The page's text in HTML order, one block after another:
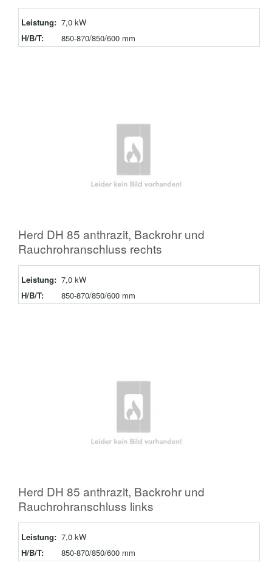
Leistung: 7,0 kW
H/B/T:
850-870/850/600 mm
Herd DH 85 anthrazit, Backrohr und
Rauchrohranschluss rechts
Leistung: 7,0 kW
H/B/T:
850-870/850/600 mm
Herd DH 85 anthrazit, Backrohr und
Rauchrohranschluss links
Leistung: 7,0 kW
H/B/T:
850-870/850/600 mm